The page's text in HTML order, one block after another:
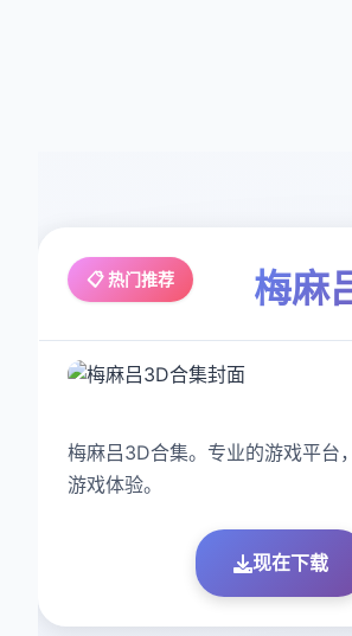
📋 热门推荐 梅麻
梅麻吕3D合集。专业的游戏平台
游戏体验。
现在下载